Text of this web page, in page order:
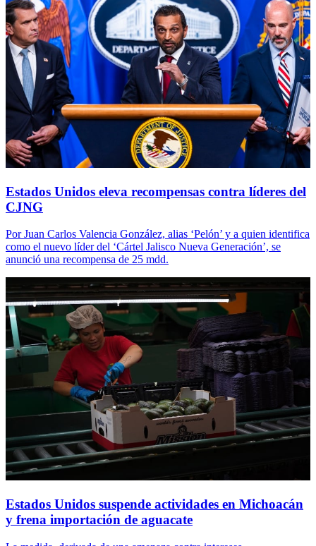
Estados Unidos eleva recompensas contra líderes del
CJNG
Por Juan Carlos Valencia González, alias ‘Pelón’ y a quien identifica
como el nuevo líder del ‘Cártel Jalisco Nueva Generación’, se
anunció una recompensa de 25 mdd.
Estados Unidos suspende actividades en Michoacán
y frena importación de aguacate